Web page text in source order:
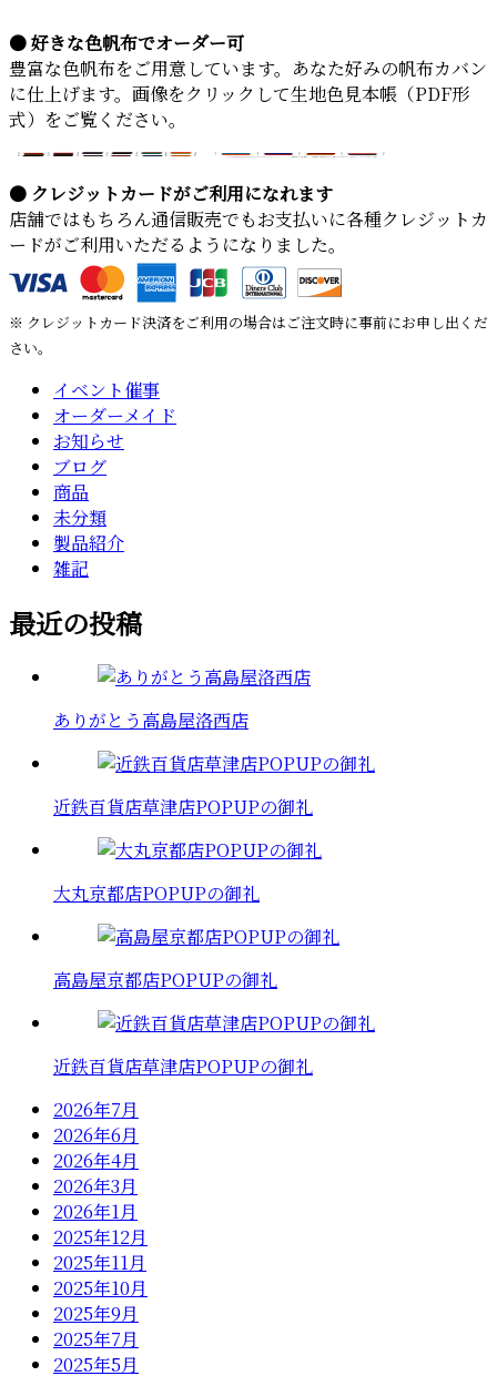
● 好きな色帆布でオーダー可
豊富な色帆布をご用意しています。あなた好みの帆布カバン
に仕上げます。画像をクリックして生地色見本帳（PDF形
式）をご覧ください。
● クレジットカードがご利用になれます
店舗ではもちろん通信販売でもお支払いに各種クレジットカ
ードがご利用いただるようになりました。
※ クレジットカード決済をご利用の場合はご注文時に事前にお申し出くだ
さい。
イベント催事
オーダーメイド
お知らせ
ブログ
商品
未分類
製品紹介
雑記
最近の投稿
ありがとう高島屋洛西店
近鉄百貨店草津店POPUPの御礼
大丸京都店POPUPの御礼
高島屋京都店POPUPの御礼
近鉄百貨店草津店POPUPの御礼
2026年7月
2026年6月
2026年4月
2026年3月
2026年1月
2025年12月
2025年11月
2025年10月
2025年9月
2025年7月
2025年5月